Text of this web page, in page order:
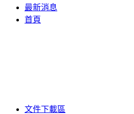
最新消息
首頁
文件下載區